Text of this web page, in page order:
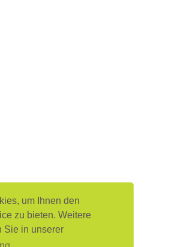
um Ihnen den
zu bieten. Weitere
Sie in unserer